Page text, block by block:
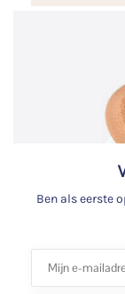
Ben als eerste